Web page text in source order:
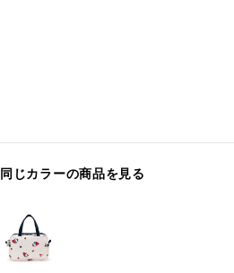
同じカラーの商品を見る